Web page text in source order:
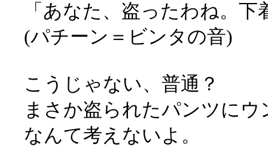
「あなた、盗ったわね。
(パチーン＝ビンタの音)
こうじゃない、普通？
まさか盗られたパンツに
なんて考えないよ。